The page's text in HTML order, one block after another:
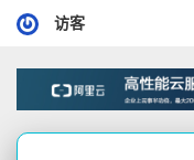
访客